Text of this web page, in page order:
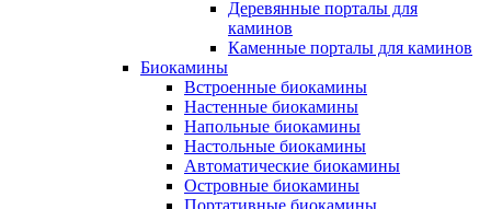
Деревянные порталы для
каминов
Каменные порталы для каминов
Биокамины
Встроенные биокамины
Настенные биокамины
Напольные биокамины
Настольные биокамины
Автоматические биокамины
Островные биокамины
Портативные биокамины